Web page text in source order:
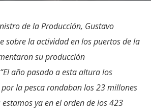
de la Producción, Gustavo
sobre la actividad en los puertos de la
su producción
año pasado a esta altura los
la pesca rondaban los 23 millones
ya en el orden de los 423